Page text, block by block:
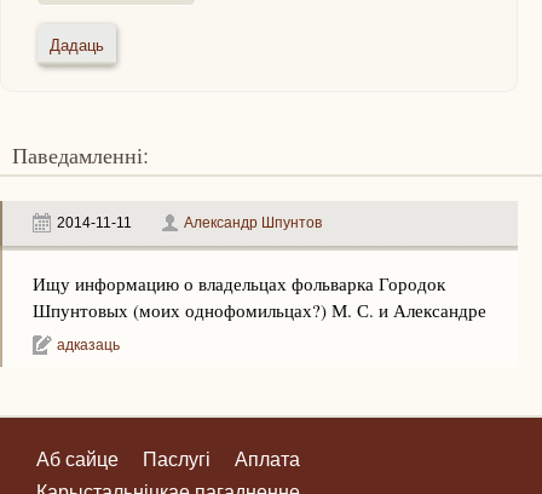
Паведамленні:
2014-11-11 Александр Шпунтов
Ищу информацию о владельцах фольварка Городок
Шпунтовых (моих однофомильцах?) М. С. и Александре
адказаць
Аб сайце Паслугі
Аплата